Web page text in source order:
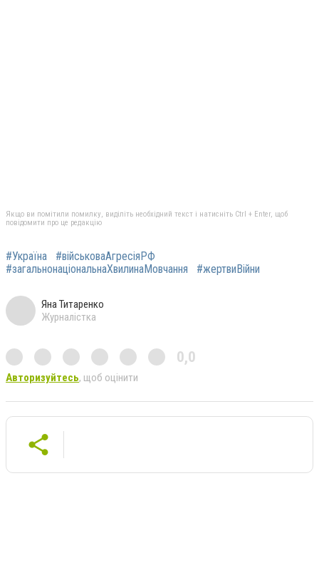
Якщо ви помітили помилку, виділіть необхідний текст і натисніть Ctrl + Enter, щоб
повідомити про це редакцію
#Україна
#військоваАгресіяРФ
#загальнонаціональнаХвилинаМовчання
#жертвиВійни
Яна Титаренко
Журналістка
0,0
Авторизуйтесь, щоб оцінити